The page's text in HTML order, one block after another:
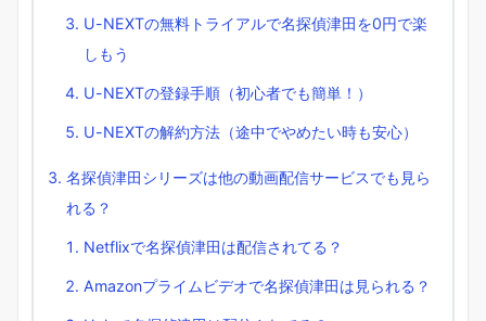
U-NEXTの無料トライアルで名探偵津田を0円で楽
しもう
U-NEXTの登録手順（初心者でも簡単！）
U-NEXTの解約方法（途中でやめたい時も安心）
名探偵津田シリーズは他の動画配信サービスでも見ら
れる？
Netflixで名探偵津田は配信されてる？
Amazonプライムビデオで名探偵津田は見られる？